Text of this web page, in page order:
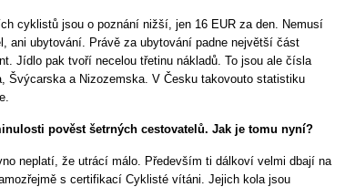
cyklistů jsou o poznání nižší, jen 16 EUR za den. Nemusí
ani ubytování. Právě za ubytování padne největší část
Jídlo pak tvoří necelou třetinu nákladů. To jsou ale čísla
Švýcarska a Nizozemska. V Česku takovouto statistiku
pověst šetrných cestovatelů. Jak je tomu nyní?
neplatí, že utrácí málo. Především ti dálkoví velmi dbají na
s certifikací Cyklisté vítáni. Jejich kola jsou